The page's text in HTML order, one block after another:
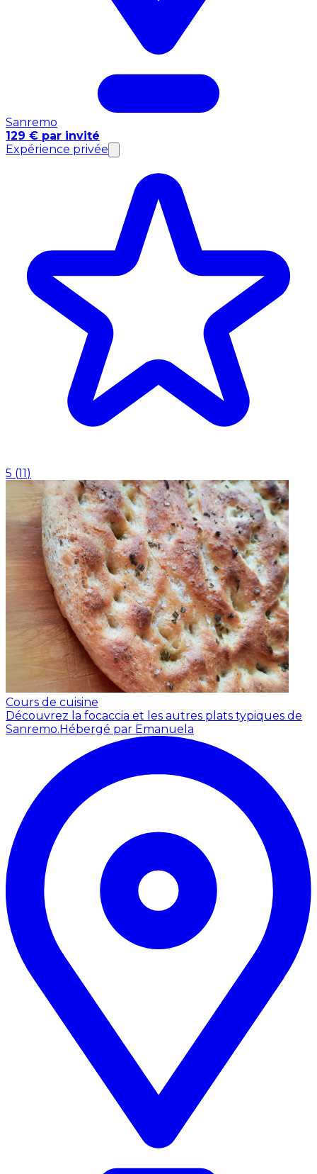
Sanremo
129 € par invité
Expérience privée
5 (11 )
Cours de cuisine
Découvrez la focaccia et les autres plats typiques de
Sanremo. Hébergé par Emanuela